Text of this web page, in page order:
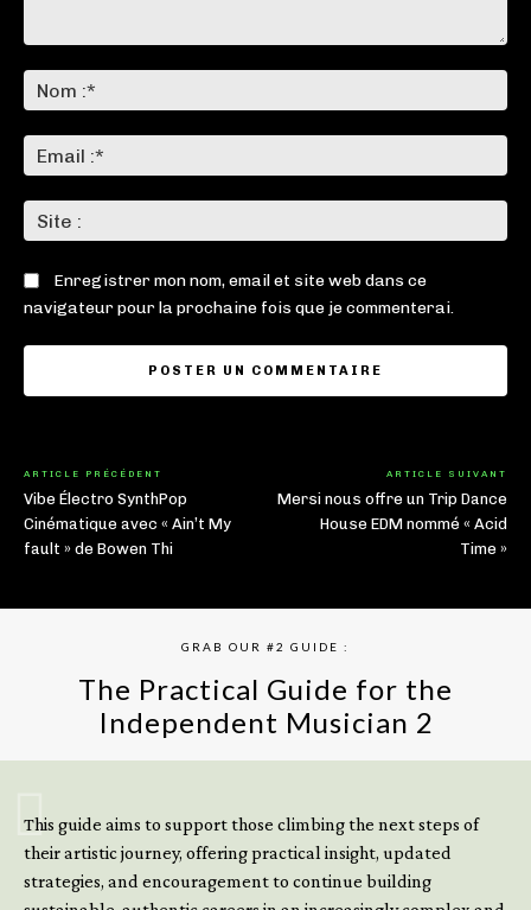
:*
:*
:
Enregistrer mon nom, email et site web dans ce
navigateur pour la prochaine fois que je commenterai.
ARTICLE PRÉCÉDENT
Vibe Électro SynthPop
Cinématique avec « Ain’t My
fault » de Bowen Thi
ARTICLE SUIVANT
Mersi nous offre un Trip Dance
House EDM nommé « Acid
Time »
GRAB OUR #2 GUIDE :
The Practical Guide for the
Independent Musician 2
This guide aims to support those climbing the next steps of
their artistic journey, offering practical insight, updated
strategies, and encouragement to continue building